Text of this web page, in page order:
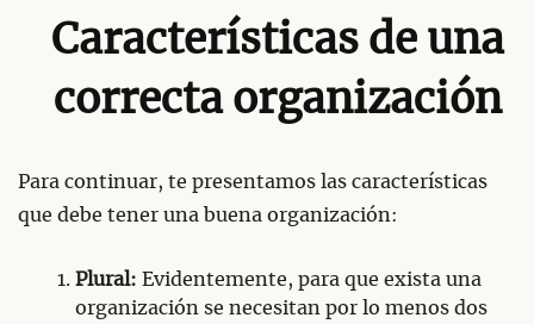
Características de una
correcta organización
Para continuar, te presentamos las características
que debe tener una buena organización:
Plural: Evidentemente, para que exista una
organización se necesitan por lo menos dos